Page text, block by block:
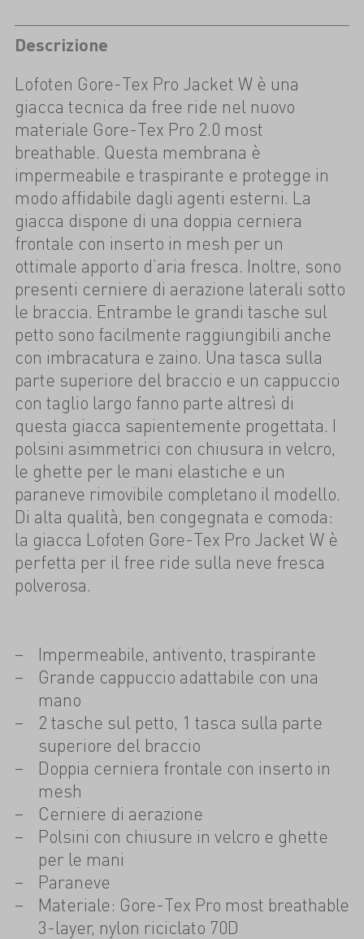
Descrizione
Lofoten Gore-Tex Pro Jacket W è una
giacca tecnica da free ride nel nuovo
materiale Gore-Tex Pro 2.0 most
breathable. Questa membrana è
impermeabile e traspirante e protegge in
modo affidabile dagli agenti esterni. La
giacca dispone di una doppia cerniera
frontale con inserto in mesh per un
ottimale apporto d’aria fresca. Inoltre, sono
presenti cerniere di aerazione laterali sotto
le braccia. Entrambe le grandi tasche sul
petto sono facilmente raggiungibili anche
con imbracatura e zaino. Una tasca sulla
parte superiore del braccio e un cappuccio
con taglio largo fanno parte altresì di
questa giacca sapientemente progettata. I
polsini asimmetrici con chiusura in velcro,
le ghette per le mani elastiche e un
paraneve rimovibile completano il modello.
Di alta qualità, ben congegnata e comoda:
la giacca Lofoten Gore-Tex Pro Jacket W è
perfetta per il free ride sulla neve fresca
polverosa.
Impermeabile, antivento, traspirante
Grande cappuccio adattabile con una
mano
2 tasche sul petto, 1 tasca sulla parte
superiore del braccio
Doppia cerniera frontale con inserto in
mesh
Cerniere di aerazione
Polsini con chiusure in velcro e ghette
per le mani
Paraneve
Materiale: Gore-Tex Pro most breathable
3-layer, nylon riciclato 70D